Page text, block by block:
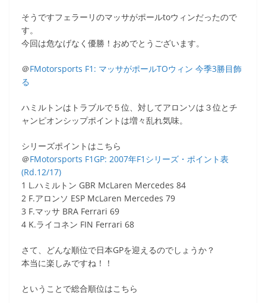
そうですフェラーリのマッサがポールtoウィンだったので
す。
今回は危なげなく優勝！おめでとうございます。
＠FMotorsports F1: マッサがポールTOウィン 今季3勝目飾
る
ハミルトンはトラブルで５位、対してアロンソは３位とチ
ャンピオンシップポイントは増々乱れ気味。
シリーズポイントはこちら
＠FMotorsports F1GP: 2007年F1シリーズ・ポイント表
(Rd.12/17)
1 L.ハミルトン GBR McLaren Mercedes 84
2 F.アロンソ ESP McLaren Mercedes 79
3 F.マッサ BRA Ferrari 69
4 K.ライコネン FIN Ferrari 68
さて、どんな順位で日本GPを迎えるのでしょうか？
本当に楽しみですね！！
ということで総合順位はこちら